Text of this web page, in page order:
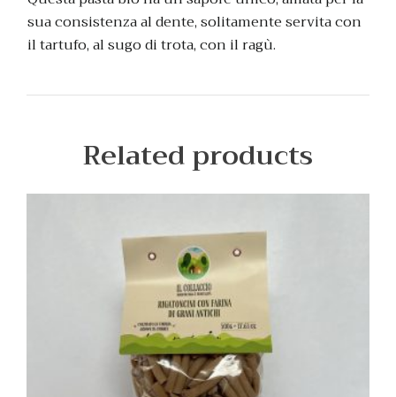
sua consistenza al dente, solitamente servita con
il tartufo, al sugo di trota, con il ragù.
Related products